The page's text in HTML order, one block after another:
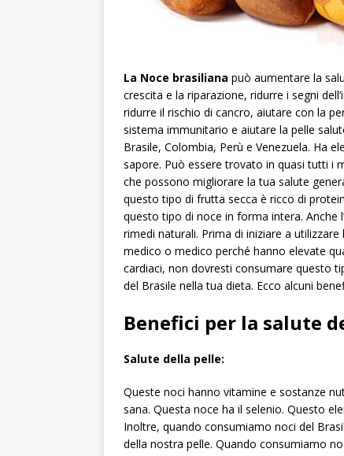
La Noce brasiliana può aumentare la
crescita e la riparazione, ridurre i segni
ridurre il rischio di cancro, aiutare con la
sistema immunitario e aiutare la pelle
Brasile, Colombia, Perù e Venezuela. Ha
sapore. Può essere trovato in quasi tutti i
che possono migliorare la tua salute
questo tipo di frutta secca è ricco di
questo tipo di noce in forma intera. Anche
rimedi naturali. Prima di iniziare a
medico o medico perché hanno elevate
cardiaci, non dovresti consumare questo
del Brasile nella tua dieta. Ecco alcuni
Benefici per la salute
Salute della pelle:
Queste noci hanno vitamine e sostanze
sana. Questa noce ha il selenio. Questo
Inoltre, quando consumiamo noci del
della nostra pelle. Quando consumiamo